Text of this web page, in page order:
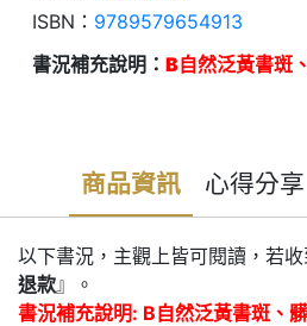
ISBN： 9789579654913
書況補充說明： B自然泛黃書斑
商品資訊 心得分享
以下書況，主觀上皆可閱讀，若
退款』。
書況補充說明: B自然泛黃書斑、